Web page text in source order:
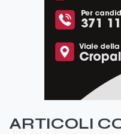
ARTICOLI